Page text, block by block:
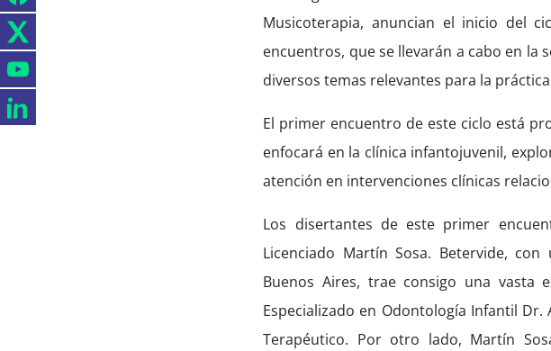
Musicoterapia, anuncian el inicio del
encuentros, que se llevarán a cabo en la
diversos temas relevantes para la
El primer encuentro de este ciclo está
enfocará en la clínica infantojuvenil,
atención en intervenciones clínicas
Los disertantes de este primer
Licenciado Martín Sosa. Betervide,
Buenos Aires, trae consigo una vasta
Especializado en Odontología Infantil Dr.
Terapéutico. Por otro lado, Martín